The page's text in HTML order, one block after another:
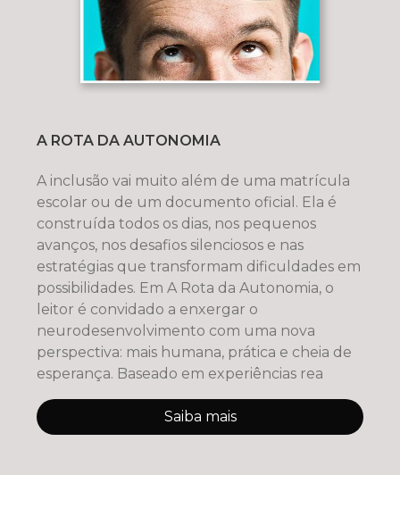
A ROTA DA AUTONOMIA
A inclusão vai muito além de uma matrícula
escolar ou de um documento oficial. Ela é
construída todos os dias, nos pequenos
avanços, nos desafios silenciosos e nas
estratégias que transformam dificuldades em
possibilidades. Em A Rota da Autonomia, o
leitor é convidado a enxergar o
neurodesenvolvimento com uma nova
perspectiva: mais humana, prática e cheia de
esperança. Baseado em experiências rea
Saiba mais